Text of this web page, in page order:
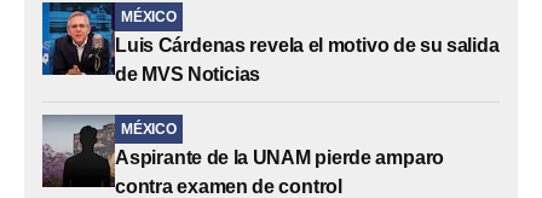
MÉXICO
Luis Cárdenas revela el motivo de su salida
de MVS Noticias
MÉXICO
Aspirante de la UNAM pierde amparo
contra examen de control